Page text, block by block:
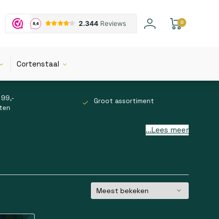
0
Cortenstaal
Groot assortiment
blijft de beschikbare ruimte optimaal benut.
een duidelijke afscheiding en helpt
...Lees meer